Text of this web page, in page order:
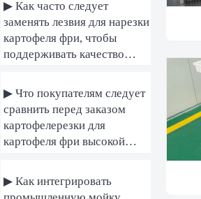
▶ Как часто следует
заменять лезвия для нарезки
картофеля фри, чтобы
поддерживать качество
▶ Что покупателям следует
сравнить перед заказом
картофелерезки для
картофеля фри высокой
▶ Как интегрировать